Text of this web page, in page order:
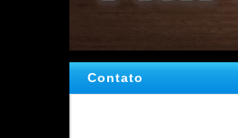
Contato